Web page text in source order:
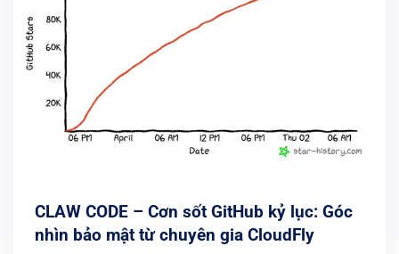
CLAW CODE – Cơn sốt GitHub kỷ lục: Góc
nhìn bảo mật từ chuyên gia CloudFly